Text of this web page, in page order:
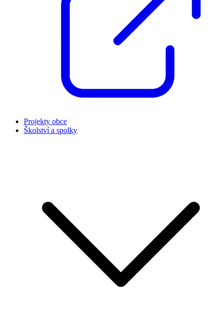
Projekty obce
Školství a spolky